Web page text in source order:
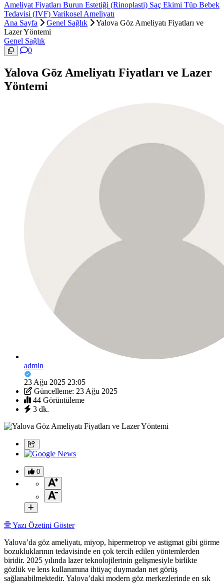
Ameliyat Fiyatları Burun Estetiği (Rinoplasti) Saç Ekimi Tüp Bebek
Tedavisi (IVF) Varikosel Ameliyatı
Ana Sayfa
Genel Sağlık
Yalova Göz Ameliyatı Fiyatları ve
Lazer Yöntemi
Genel Sağlık
0
Yalova Göz Ameliyatı Fiyatları ve Lazer
Yöntemi
admin
23 Ağu 2025 23:05
Güncelleme: 23 Ağu 2025
44 Görüntüleme
3 dk.
0
Yazı Özetini Göster
Yalova’da göz ameliyatı, miyop, hipermetrop ve astigmat gibi görme
bozukluklarının tedavisinde en çok tercih edilen yöntemlerden
biridir. 2025 yılında lazer teknolojilerinin gelişmesiyle birlikte
gözlük ve lens kullanımına ihtiyaç duymadan net görüş
sağlanabilmektedir. Yalova’daki modern göz merkezlerinde en sık